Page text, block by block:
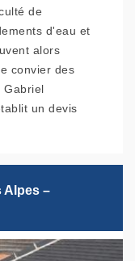
de
d'eau et
alors
convier des
Gabriel
un devis
Alpes –